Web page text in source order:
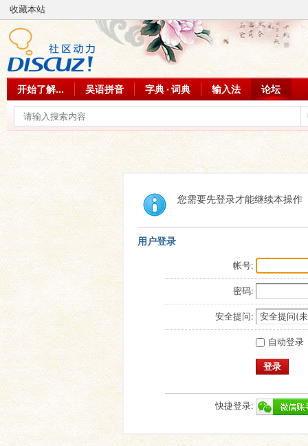
收藏本站
开始了解... 吴语拼音 字典 · 词典 输入法 论坛
您需要先登录才能继续本操作
用户登录
帐号:
密码:
安全提问:
自动登录
登录
快捷登录: